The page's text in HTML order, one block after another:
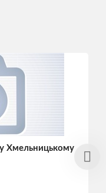
у Хмельницькому